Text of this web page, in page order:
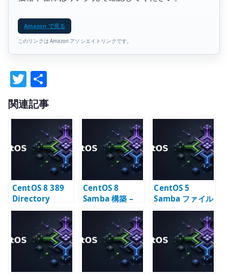
Amazon で見る
このリンクは Amazon アソシエイトリンクです。
T
w
it
te
r
有
関連記事
CentOS 8 389
Directory
Server と
Samba – LDAP
スキーマ連携の
確認
CentOS 8
Samba 構築 –
LDAP passdb
とファイル共有
CentOS 5
Samba ファイル
サーバー構築 –
OpenLDAP 連携
と共有設定